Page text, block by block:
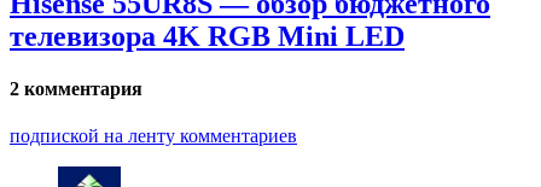
телевизора 4K RGB Mini LED
2 комментария
подпиской на ленту комментариев